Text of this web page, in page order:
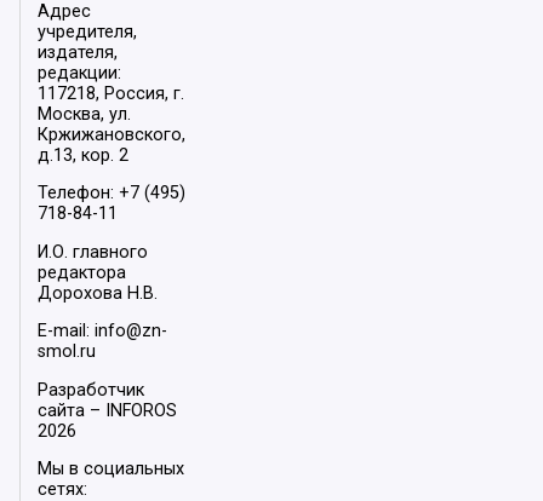
Адрес
учредителя,
издателя,
редакции:
117218, Россия, г.
Москва, ул.
Кржижановского,
д.13, кор. 2
Телефон: +7 (495)
718-84-11
И.О. главного
редактора
Дорохова Н.В.
E-mail: info@zn-
smol.ru
Разработчик
сайта –
INFOROS
2026
Мы в социальных
сетях: